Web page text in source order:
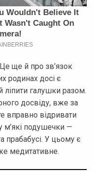
ще й про зв’язок
родинах досі є
ліпити галушки разом.
досвіду, вже за
вправно відривати
м’які подушечки —
прабабусі. У цьому є
медитативне.